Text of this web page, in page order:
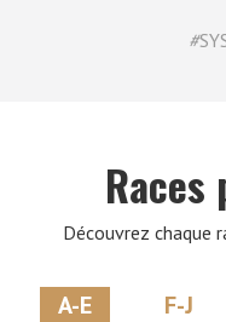
#
Races
Découvrez chaque
A-E F-J